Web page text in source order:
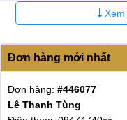
2
Thay màn
Tuy nhiên, nếu quá
Xem
Đơn hàng mới nhất
Đơn hàng: #442855
minh bùi